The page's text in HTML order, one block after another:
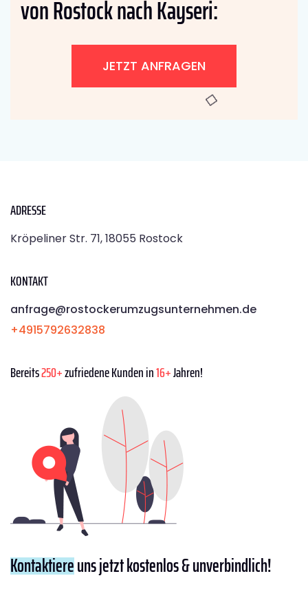
von Rostock nach Kayseri:
JETZT ANFRAGEN
ADRESSE
Kröpeliner Str. 71, 18055 Rostock
KONTAKT
anfrage@rostockerumzugsunternehmen.de
+4915792632838
Bereits250+zufriedene Kunden in16+Jahren!
Kontaktiereuns jetzt kostenlos & unverbindlich!